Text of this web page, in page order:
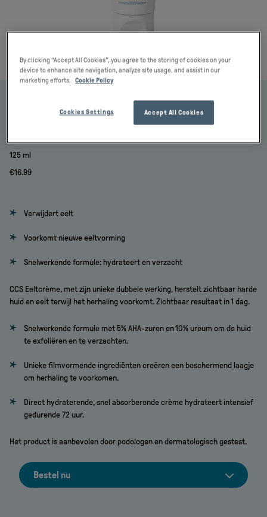
CCS Eeltcrème
125 ml
€16.99
Verwijdert eelt
Voorkomt nieuwe eeltvorming
Snelwerkende formule: hydrateert en verzacht
CCS Eeltcrème, met zijn unieke dubbele werking, herstelt zichtbaar harde
huid en eelt terwijl het herhaling voorkomt. Zichtbaar resultaat in 1 dag.
Snelwerkende formule met 5% AHA-zuren en 10% ureum om de huid
te exfoliëren en te verzachten.
Unieke filmvormende ingrediënten creëren een beschermend laagje
om herhaling te voorkomen.
Direct hydraterende, snel absorberende crème hydrateert intensief
gedurende 72 uur.
Het product is aanbevolen door podologen en dermatologisch gestest.
Bestel nu
By clicking “Accept All Cookies”, you agree to the storing of cookies on your
device to enhance site navigation, analyze site usage, and assist in our
marketing efforts.
Cookie Policy
Accept All Cookies
Cookies Settings